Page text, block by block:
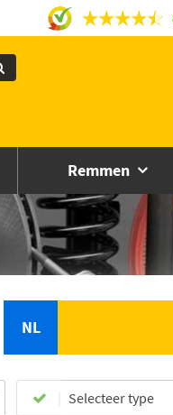
Remmen
NL
Selecteer type